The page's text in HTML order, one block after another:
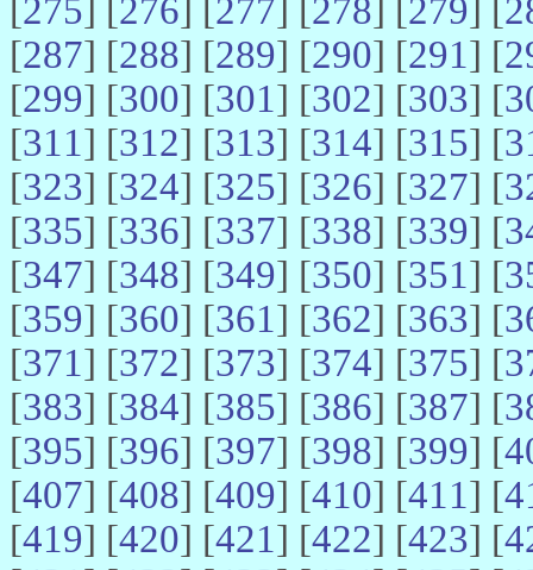
[275] [276] [277] [278] [279] [
[287] [288] [289] [290] [291] [
[299] [300] [301] [302] [303] [
[311] [312] [313] [314] [315] [
[323] [324] [325] [326] [327] [
[335] [336] [337] [338] [339] [
[347] [348] [349] [350] [351] [
[359] [360] [361] [362] [363] [
[371] [372] [373] [374] [375] [
[383] [384] [385] [386] [387] [
[395] [396] [397] [398] [399] [
[407] [408] [409] [410] [411] [
[419] [420] [421] [422] [423] [